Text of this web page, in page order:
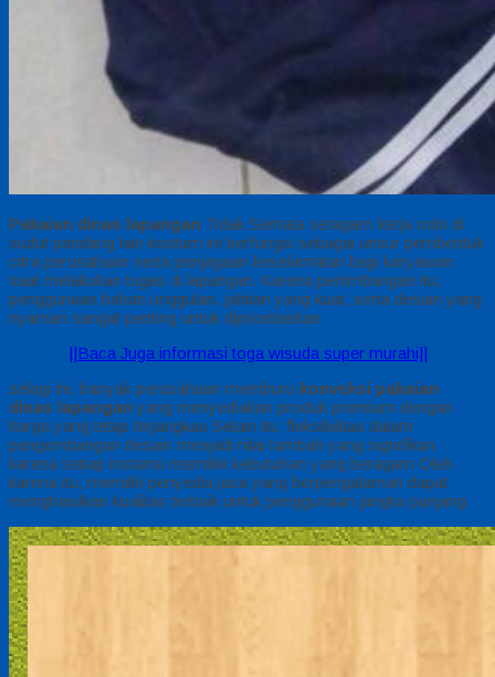
Pakaian dinas lapangan Tidak Semata seragam kerja rutin di
sudut pandang lain kostum ini berfungsi sebagai unsur pembentuk
citra perusahaan serta penjagaan keselamatan bagi karyawan
saat melakukan tugas di lapangan. Karena pertimbangan itu,
penggunaan bahan unggulan, jahitan yang kuat, serta desain yang
nyaman sangat penting untuk diprioritaskan
||Baca Juga informasi toga wisuda super murahi||
selagi ini, banyak perusahaan memburu konveksi pakaian
dinas lapangan yang menyediakan produk premium dengan
harga yang tetap terjangkau Selain itu, fleksibilitas dalam
pengembangan desain menjadi nilai tambah yang signifikan
karena setiap instansi memiliki kebutuhan yang beragam Oleh
karena itu, memilih penyedia jasa yang berpengalaman dapat
menghasilkan kualitas terbaik untuk penggunaan jangka panjang